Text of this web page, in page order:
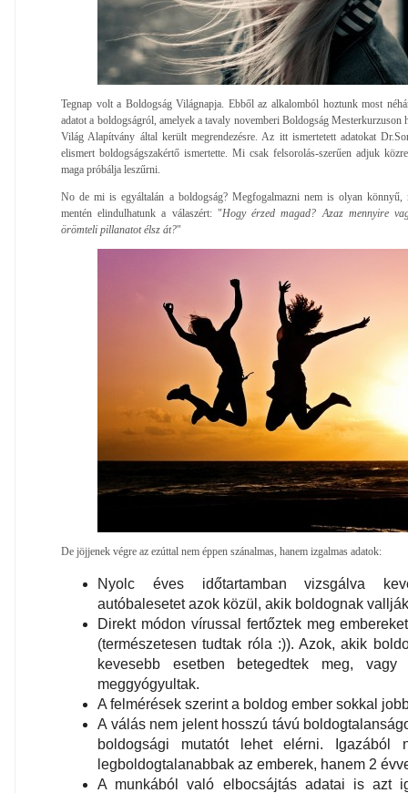
Tegnap volt a Boldogság Világnapja. Ebből az alkalomból hoztunk most
adatot a boldogságról, amelyek a tavaly novemberi Boldogság Mesterkurzuson
Világ Alapítvány által került megrendezésre. Az itt ismertetett adatokat
elismert boldogságszakértő ismertette. Mi csak felsorolás-szerűen adjuk
maga próbálja leszűrni.
No de mi is egyáltalán a boldogság? Megfogalmazni nem is olyan könnyű,
mentén elindulhatunk a válaszért: "Hogy érzed magad? Azaz mennyire
örömteli pillanatot élsz át?"
De jöjjenek végre az ezúttal nem éppen szánalmas, hanem izgalmas adatok:
Nyolc éves időtartamban vizsgálva
autóbalesetet azok közül, akik boldognak
Direkt módon vírussal fertőztek meg
(természetesen tudtak róla :)). Azok, akik
kevesebb esetben betegedtek meg,
meggyógyultak.
A felmérések szerint a boldog ember sokkal
A válás nem jelent hosszú távú
boldogsági mutatót lehet elérni.
legboldogtalanabbak az emberek, hanem 2
A munkából való elbocsájtás adatai is azt